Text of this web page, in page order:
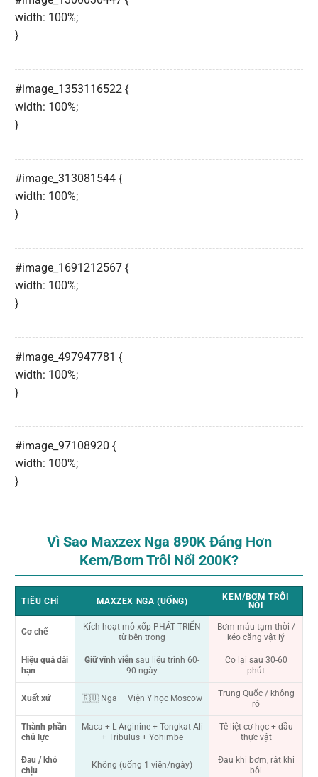
width: 100%;
}
#image_1353116522 {
width: 100%;
}
#image_313081544 {
width: 100%;
}
#image_1691212567 {
width: 100%;
}
#image_497947781 {
width: 100%;
}
#image_97108920 {
width: 100%;
}
Vì Sao Maxzex Nga 890K Đáng Hơn
Kem/Bơm Trôi Nổi 200K?
TIÊU CHÍ MAXZEX NGA (UỐNG)
KEM/BƠM TRÔI
NỔI
Cơ chế
Kích hoạt mô xốp PHÁT TRIỂN
từ bên trong
Bơm máu tạm thời /
kéo căng vật lý
Hiệu quả dài
hạn
Giữ vĩnh viễn sau liệu trình 60-
90 ngày
Co lại sau 30-60
phút
Xuất xứ 🇷🇺 Nga — Viện Y học Moscow
Trung Quốc / không
rõ
Thành phần
chủ lực
Maca + L-Arginine + Tongkat Ali
+ Tribulus + Yohimbe
Tê liệt cơ học + dầu
thực vật
Đau / khó
chịu
Không (uống 1 viên/ngày)
Đau khi bơm, rát khi
bôi